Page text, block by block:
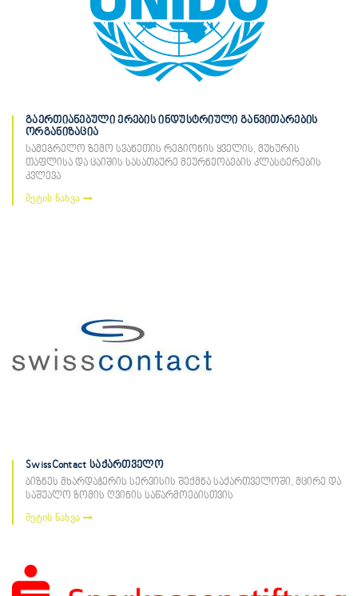
გაერთიანებული ერების ინდუსტრიული განვითარების
ორგანიზაცია
სამეგრელო ზემო სვანეთის რეგიონის ყველის, მუხურის
თაფლისა და ცაიშის სასათბურე მეურნეობების კლასტერების
კვლევა
მეტის ნახვა
SwissContact საქართველო
ბიზნეს მხარდაჭერის სერვისის შექმნა საქართველოში, მცირე და
საშუალო ზომის ღვინის საწარმოებისთვის
მეტის ნახვა